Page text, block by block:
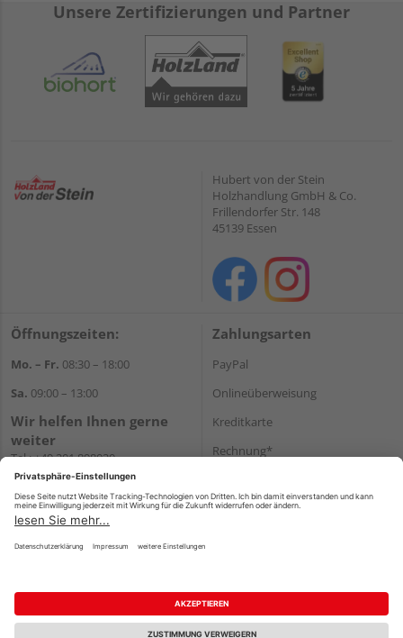
Unsere Zertifizierungen und Partner
Hubert von der Stein
Holzhandlung GmbH & Co.
Frillendorfer Str. 148
45139 Essen
Öffnungszeiten:
Mo. – Fr. 08:30 – 18:00
Sa. 09:00 – 13:00
Wir helfen Ihnen gerne
weiter
Tel.:+49 201 898020
E-Mail:shop@vonderstein.de
Zahlungsarten
PayPal
Onlineüberweisung
Kreditkarte
Rechnung*
Versand
Impressum AGB Widerruf
Datenschutz
Reservierungsbedingungen
Vertrag widerrufen